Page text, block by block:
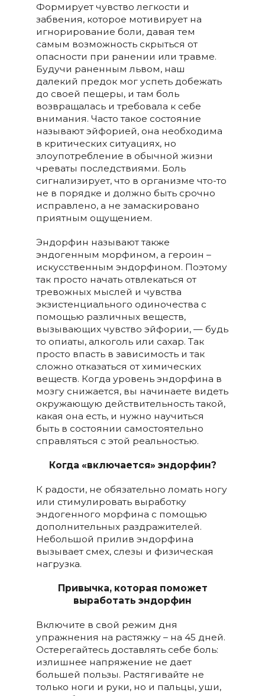
Формирует чувство легкости и
забвения, которое мотивирует на
игнорирование боли, давая тем
самым возможность скрыться от
опасности при ранении или травме.
Будучи раненным львом, наш
далекий предок мог успеть добежать
до своей пещеры, и там боль
возвращалась и требовала к себе
внимания. Часто такое состояние
называют эйфорией, она необходима
в критических ситуациях, но
злоупотребление в обычной жизни
чреваты последствиями. Боль
сигнализирует, что в организме что-то
не в порядке и должно быть срочно
исправлено, а не замаскировано
приятным ощущением.
Эндорфин называют также
эндогенным морфином, а героин –
искусственным эндорфином. Поэтому
так просто начать отвлекаться от
тревожных мыслей и чувства
экзистенциального одиночества с
помощью различных веществ,
вызывающих чувство эйфории, — будь
то опиаты, алкоголь или сахар. Так
просто впасть в зависимость и так
сложно отказаться от химических
веществ. Когда уровень эндорфина в
мозгу снижается, вы начинаете видеть
окружающую действительность такой,
какая она есть, и нужно научиться
быть в состоянии самостоятельно
справляться с этой реальностью.
Когда «включается» эндорфин?
К радости, не обязательно ломать ногу
или стимулировать выработку
эндогенного морфина с помощью
дополнительных раздражителей.
Небольшой прилив эндорфина
вызывает смех, слезы и физическая
нагрузка.
Привычка, которая поможет
выработать эндорфин
Включите в свой режим дня
упражнения на растяжку – на 45 дней.
Остерегайтесь доставлять себе боль:
излишнее напряжение не дает
большей пользы. Растягивайте не
только ноги и руки, но и пальцы, уши,